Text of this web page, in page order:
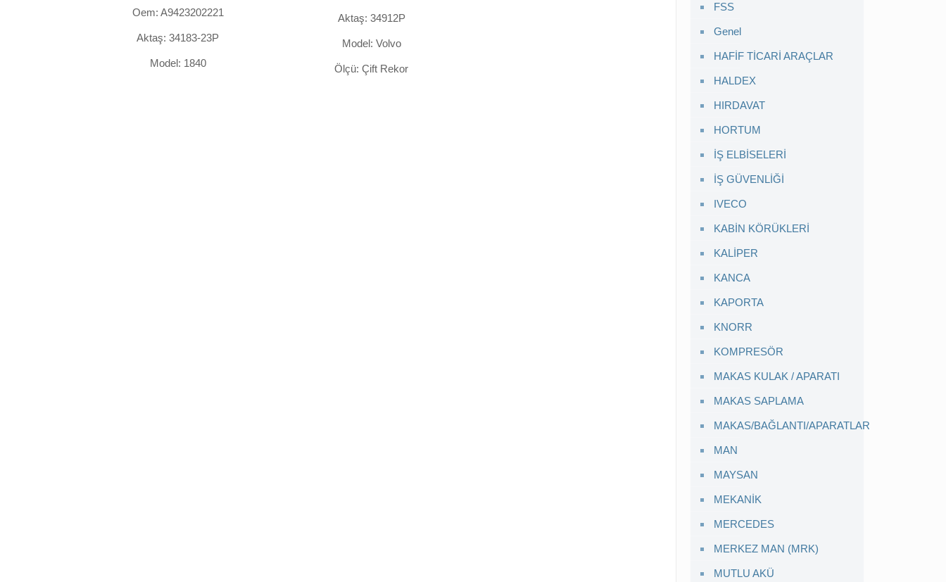
Oem: A9423202221
Aktaş: 34183-23P
Model: 1840
Aktaş: 34912P
Model: Volvo
Ölçü: Çift Rekor
FSS
Genel
HAFİF TİCARİ ARAÇLAR
HALDEX
HIRDAVAT
HORTUM
İŞ ELBİSELERİ
İŞ GÜVENLİĞİ
IVECO
KABİN KÖRÜKLERİ
KALİPER
KANCA
KAPORTA
KNORR
KOMPRESÖR
MAKAS KULAK / APARATI
MAKAS SAPLAMA
MAKAS/BAĞLANTI/APARATLAR
MAN
MAYSAN
MEKANİK
MERCEDES
MERKEZ MAN (MRK)
MUTLU AKÜ